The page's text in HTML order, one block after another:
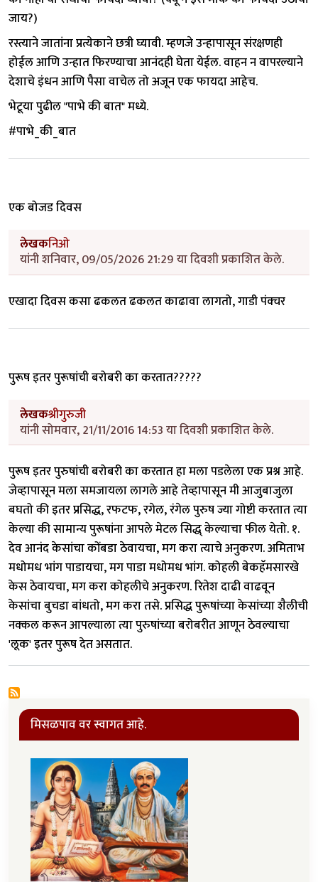
जाय?)
रस्त्याने जातांना प्रत्येकाने छत्री घ्यावी. म्हणजे उन्हापासून संरक्षणही
होईल आणि उन्हात फिरण्याचा आनंदही घेता येईल. वाहन न वापरल्याने
देशाचे इंधन आणि पैसा वाचेल तो अजून एक फायदा आहेच.
भेटूया पुढील "पाभे की बात" मध्ये.
#पाभे_की_बात
एक बोजड दिवस
लेखकनिओ
यांनी शनिवार, 09/05/2026 21:29 या दिवशी प्रकाशित केले.
एखादादिवसकसाढकलत ढकलतकाढावालागतो,गाडीपंक्चर
पुरूष इतर पुरूषांची बरोबरी का करतात?????
लेखकश्रीगुरुजी
यांनी सोमवार, 21/11/2016 14:53 या दिवशी प्रकाशित केले.
पुरूष इतर पुरुषांची बरोबरी का करतात हा मला पडलेला एक प्रश्न आहे.
जेव्हापासून मला समजायला लागले आहे तेव्हापासून मी आजुबाजुला
बघतो की इतर प्रसिद्ध, रफटफ, रगेल, रंगेल पुरुष ज्या गोष्टी करतात त्या
केल्या की सामान्य पुरूषांना आपले मेटल सिद्ध् केल्याचा फील येतो. १.
देव आनंद केसांचा कोंबडा ठेवायचा, मग करा त्याचे अनुकरण. अमिताभ
मधोमध भांग पाडायचा, मग पाडा मधोमध भांग. कोहली बेकहॅमसारखे
केस ठेवायचा, मग करा कोहलीचे अनुकरण. रितेश दाढी वाढवून
केसांचा बुचडा बांधतो, मग करा तसे. प्रसिद्ध पुरूषांच्या केसांच्या शैलीची
नक्कल करून आपल्याला त्या पुरुषांच्या बरोबरीत आणून ठेवल्याचा
'लूक' इतर पुरूष देत असतात.
मिसळपाव वर स्वागत आहे.